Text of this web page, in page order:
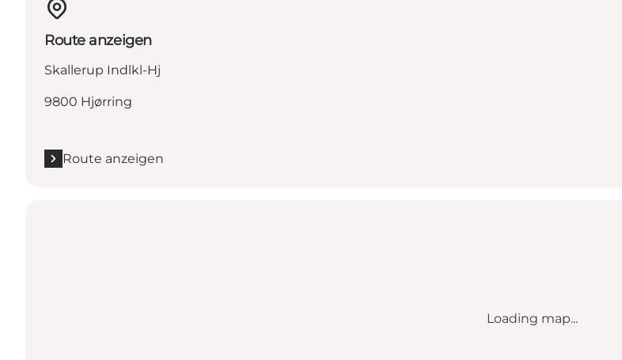
Route anzeigen
Skallerup Indlkl-Hj
9800 Hjørring
Route anzeigen
Loading map...